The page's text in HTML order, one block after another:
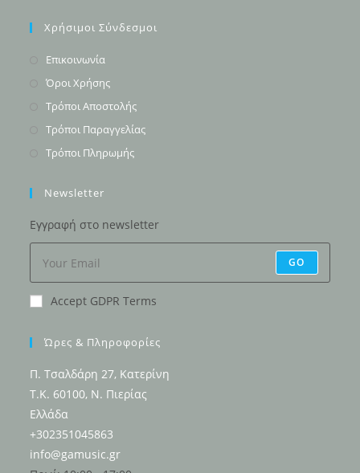
Χρήσιμοι Σύνδεσμοι
Επικοινωνία
in
tab
Όροι ΧρήσηςOpens
in
tab
Τρόποι ΑποστολήςOpens
in
Τρόποι ΠαραγγελίαςOpens
Τρόποι ΠληρωμήςOpens
tab
Newsletter
Εγγραφή στο newsletter
GO
Accept GDPR Terms
Ώρες & Πληροφορίες
Π. Τσαλδάρη 27, Κατερίνη
Τ.Κ. 60100, Ν. Πιερίας
Ελλάδα
+302351045863
info@gamusic.gr